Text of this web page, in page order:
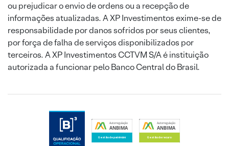
ou prejudicar o envio de ordens ou a recepção de
informações atualizadas. A XP Investimentos exime-se de
responsabilidade por danos sofridos por seus clientes,
por força de falha de serviços disponibilizados por
terceiros. A XP Investimentos CCTVM S/A é instituição
autorizada a funcionar pelo Banco Central do Brasil.